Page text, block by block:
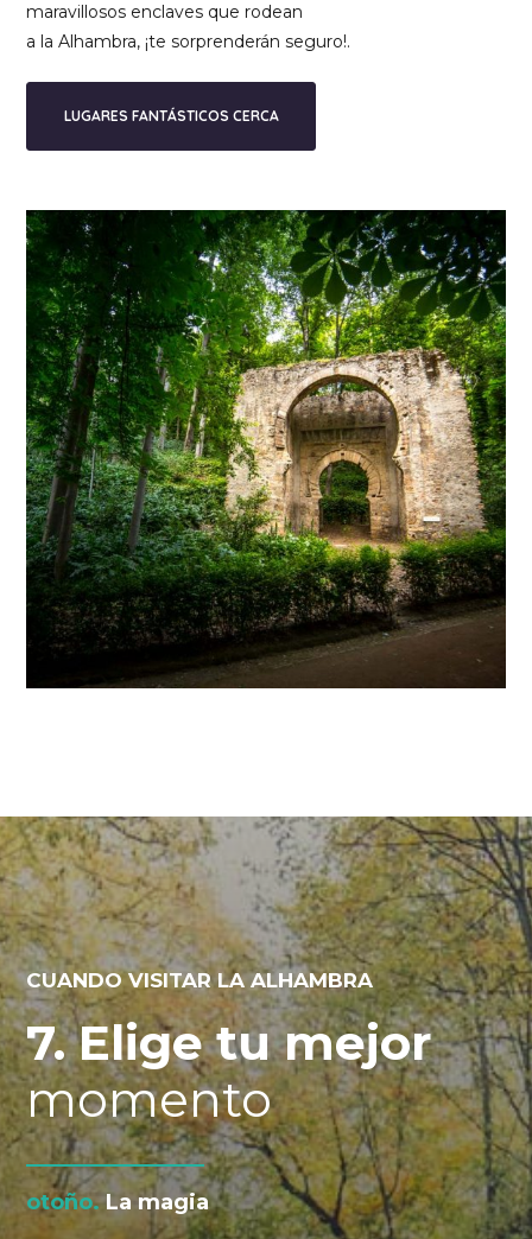
maravillosos enclaves que rodean
a la Alhambra, ¡te sorprenderán seguro!.
LUGARES FANTÁSTICOS CERCA
CUANDO VISITAR LA ALHAMBRA
7. Elige tu mejor
momento
otoño.La magia